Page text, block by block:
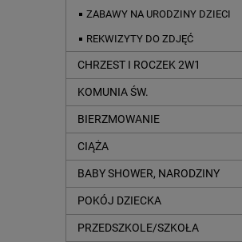
ZABAWY NA URODZINY DZIECI
REKWIZYTY DO ZDJĘĆ
CHRZEST I ROCZEK 2W1
KOMUNIA ŚW.
BIERZMOWANIE
CIĄŻA
BABY SHOWER, NARODZINY
POKÓJ DZIECKA
PRZEDSZKOLE/SZKOŁA